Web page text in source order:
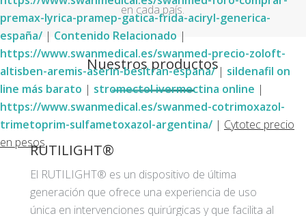
premax-lyrica-pramep-gatica-frida-aciryl-generica-
españa/ | Contenido Relacionado |
https://www.swanmedical.es/swanmed-precio-zoloft-
altisben-aremis-aserin-besitran-espana/| sildenafil on
line más barato | stromectol ivermectina online |
https://www.swanmedical.es/swanmed-cotrimoxazol-
trimetoprim-sulfametoxazol-argentina/ | Cytotec precio
en pesos
en cada país.
Nuestros productos
RUTILIGHT®
El RUTILIGHT® es un dispositivo de última
generación que ofrece una experiencia de uso
única en intervenciones quirúrgicas y que facilita al